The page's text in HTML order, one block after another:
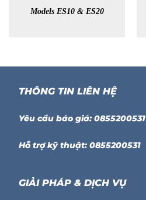
Models ES10 & ES20
THÔNG TIN LIÊN HỆ
Yêu cầu báo giá: 0855200531
Hỗ trợ kỹ thuật: 0855200531
GIẢI PHÁP & DỊCH VỤ